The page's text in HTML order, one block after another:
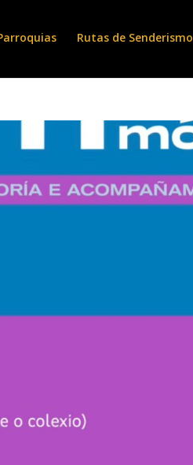
Rutas de Senderismo